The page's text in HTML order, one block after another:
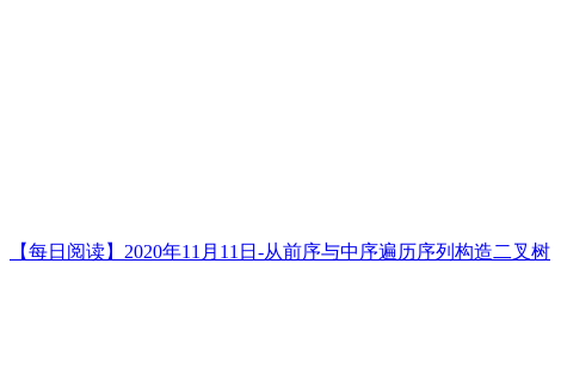
【每日阅读】2020年11月11日-从前序与中序遍历序列构造二叉树